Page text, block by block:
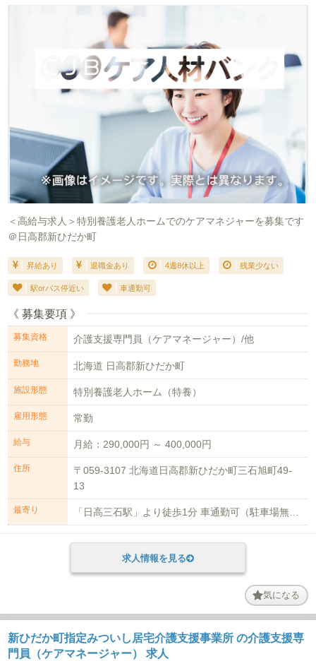
＜高給与求人＞特別養護老人ホームでのケアマネジャーを募集です
＠日高郡新ひだか町
昇給あり 退職金あり 4週8休以上 残業少ない
駅orバス停近い 車通勤可
《 募集要項 》
募集資格 介護支援専門員（ケアマネージャー）/他
勤務地 北海道 日高郡新ひだか町
施設形態 特別養護老人ホーム（特養）
雇用形態 常勤
給与 月給：290,000円 ～ 400,000円
住所
〒059-3107 北海道日高郡新ひだか町三石旭町49-
13
最寄り
求人情報を見る
気になる
新ひだか町指定みついし居宅介護支援事業所 の介護支援専
門員（ケアマネージャー） 求人